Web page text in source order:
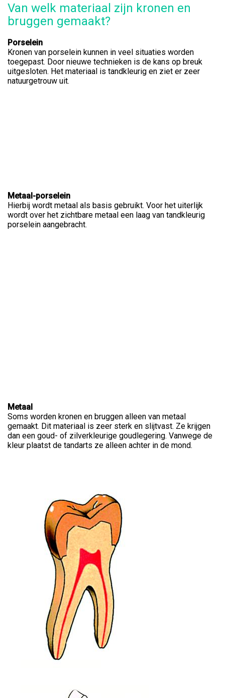
Van welk materiaal zijn kronen en
bruggen gemaakt?
Porselein
Kronen van porselein kunnen in veel situaties worden
toegepast. Door nieuwe technieken is de kans op breuk
uitgesloten. Het materiaal is tandkleurig en ziet er zeer
natuurgetrouw uit.
Metaal-porselein
Hierbij wordt metaal als basis gebruikt. Voor het uiterlijk
wordt over het zichtbare metaal een laag van tandkleurig
porselein aangebracht.
Metaal
Soms worden kronen en bruggen alleen van metaal
gemaakt. Dit materiaal is zeer sterk en slijtvast. Ze krijgen
dan een goud- of zilverkleurige goudlegering. Vanwege de
kleur plaatst de tandarts ze alleen achter in de mond.